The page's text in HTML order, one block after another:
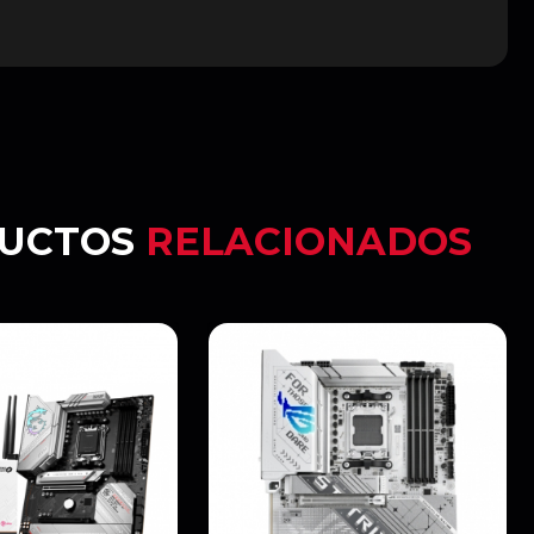
RELACIONADOS